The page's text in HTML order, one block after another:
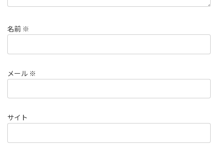
名前 ※
メール ※
サイト